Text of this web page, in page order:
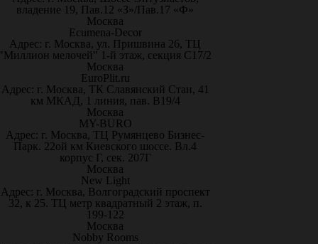
владение 19, Пав.12 «З»/Пав.17 «Ф»
Москва
Ecumena-Decor
Адрес: г. Москва, ул. Пришвина 26, ТЦ
мелочей" 1-й этаж, секция С17/2
Москва
EuroPlit.ru
Адрес: г. Москва, ТК Славянский Стан, 41
км МКАД, 1 линия, пав. В19/4
Москва
MY-BURO
Адрес: г. Москва, ТЦ Румянцево Бизнес-
Парк. 22ой км Киевского шоссе. Вл.4
корпус Г, сек. 207Г
Москва
New Light
Адрес: г. Москва, Волгоградский проспект
32, к 25. ТЦ метр квадратный 2 этаж, п.
199-122
Москва
Nobby Rooms